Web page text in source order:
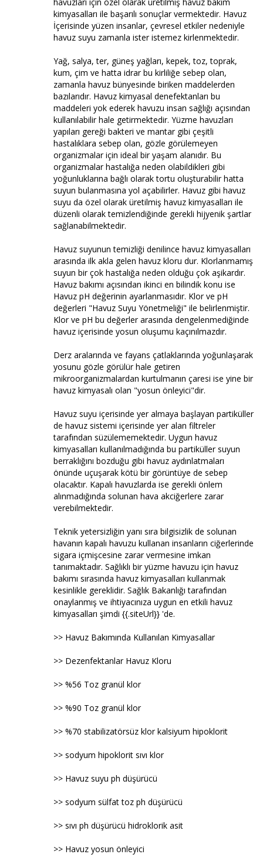
kimyasalları ile başarılı sonuçlar vermektedir. Havuz
İçerisinde yüzen insanlar, çevresel etkiler nedeniyle
havuz suyu zamanla ister istemez kirlenmektedir.
Yağ, salya, ter, güneş yağları, kepek, toz, toprak,
kum, çim ve hatta idrar bu kirliliğe sebep olan,
zamanla havuz bünyesinde biriken maddelerden
bazılarıdır. Havuz kimyasal denefektanları bu
maddeleri yok ederek havuzu insan sağlığı açısından
kullanılabilir hale getirmektedir. Yüzme havuzları
yapıları gereği bakteri ve mantar gibi çeşitli
hastalıklara sebep olan, gözle görülemeyen
organizmalar için ideal bir yaşam alanıdır. Bu
organizmalar hastalığa neden olabildikleri gibi
yoğunluklarına bağlı olarak tortu oluşturabilir hatta
suyun bulanmasına yol açabilirler. Havuz gibi havuz
suyu da özel olarak üretilmiş havuz kimyasalları ile
düzenli olarak temizlendiğinde gerekli hijyenik şartlar
sağlanabilmektedir.
Havuz suyunun temizliği denilince havuz kimyasalları
arasında ilk akla gelen havuz kloru dur. Klorlanmamış
suyun bir çok hastalığa neden olduğu çok aşikardır.
Havuz bakımı açısından ikinci en bilindik konu ise
Havuz pH değerinin ayarlanmasıdır. Klor ve pH
değerleri "Havuz Suyu Yönetmeliği" ile belirlenmiştir.
Klor ve pH bu değerler arasında dengelenmediğinde
havuz içerisinde yosun oluşumu kaçınılmazdır.
Derz aralarında ve fayans çatlaklarında yoğunlaşarak
yosunu gözle görülür hale getiren
mikroorganizmalardan kurtulmanın çaresi ise yine bir
havuz kimyasalı olan "yosun önleyici"dir.
Havuz suyu içerisinde yer almaya başlayan partiküller
de havuz sistemi içerisinde yer alan filtreler
tarafından süzülememektedir. Uygun havuz
kimyasalları kullanılmadığında bu partiküller suyun
berraklığını bozduğu gibi havuz aydınlatmaları
önünde uçuşarak kötü bir görüntüye de sebep
olacaktır. Kapalı havuzlarda ise gerekli önlem
alınmadığında solunan hava akciğerlere zarar
verebilmektedir.
Teknik yetersizliğin yanı sıra bilgisizlik de solunan
havanın kapalı havuzu kullanan insanların ciğerlerinde
sigara içmişcesine zarar vermesine imkan
tanımaktadır. Sağlıklı bir yüzme havuzu için havuz
bakımı sırasında havuz kimyasalları kullanmak
kesinlikle gereklidir. Sağlık Bakanlığı tarafından
onaylanmış ve ihtiyacınıza uygun en etkili havuz
kimyasalları şimdi {{.siteUrl}} 'de.
>> Havuz Bakımında Kullanılan Kimyasallar
>> Dezenfektanlar Havuz Kloru
>> %56 Toz granül klor
>> %90 Toz granül klor
>> %70 stabilizatörsüz klor kalsiyum hipoklorit
>> sodyum hipoklorit sıvı klor
>> Havuz suyu ph düşürücü
>> sodyum sülfat toz ph düşürücü
>> sıvı ph düşürücü hidroklorik asit
>> Havuz yosun önleyici